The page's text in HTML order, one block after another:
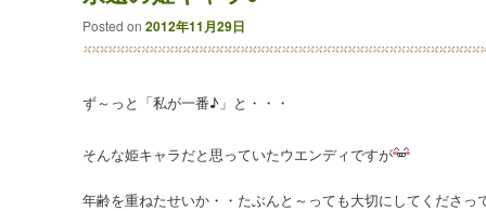
Posted on 2012年11月29日
ず～っと「私が一番♪」と・・・
そんな姫キャラだと思っていたウエンディですが
年齢を重ねたせいか・・たぶんと～っても大切にしてくださっ